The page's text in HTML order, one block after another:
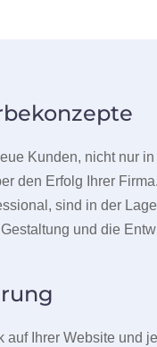
Kunden, nicht nur in
den Erfolg Ihrer
sind in der
und die
auf Ihrer Website und